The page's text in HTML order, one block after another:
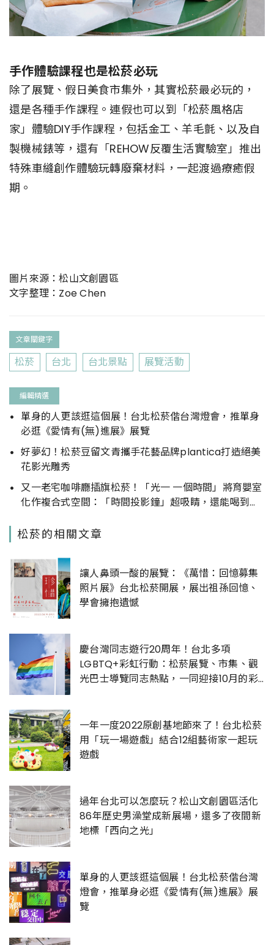
手作體驗課程也是松菸必玩
除了展覽、假日美食市集外，其實松菸最必玩的，
還是各種手作課程。連假也可以到「松菸風格店
家」體驗DIY手作課程，包括金工、羊毛氈、以及自
製機械錶等，還有「REHOW反覆生活實驗室」推出
特殊車縫創作體驗玩轉廢棄材料，一起渡過療癒假
期。
圖片來源：松山文創園區
文字整理：Zoe Chen
文章關鍵字
松菸 台北 台北景點 展覽活動
編輯精選
單身的人更該逛這個展！台北松菸偕台灣燈會，推單身
必逛《愛情有(無)進展》展覽
好夢幻！松菸豆留文青攜手花藝品牌plantica打造絕美
花影光雕秀
又一老宅咖啡廳插旗松菸！「光一 一個時間」將育嬰室
化作複合式空間：「時間投影鐘」超吸睛，還能喝到超
松菸的相關文章
讓人鼻頭一酸的展覽：《萬惜：回憶募集
照片展》台北松菸開展，展出祖孫回憶、
學會擁抱遺憾
慶台灣同志遊行20周年！台北多項
LGBTQ+彩虹行動：松菸展覽、市集、觀
光巴士導覽同志熱點，一同迎接10月的彩
一年一度2022原創基地節來了！台北松菸
用「玩一場遊戲」結合12組藝術家一起玩
遊戲
過年台北可以怎麼玩？松山文創園區活化
86年歷史男澡堂成新展場，還多了夜間新
地標「西向之光」
單身的人更該逛這個展！台北松菸偕台灣
燈會，推單身必逛《愛情有(無)進展》展
覽